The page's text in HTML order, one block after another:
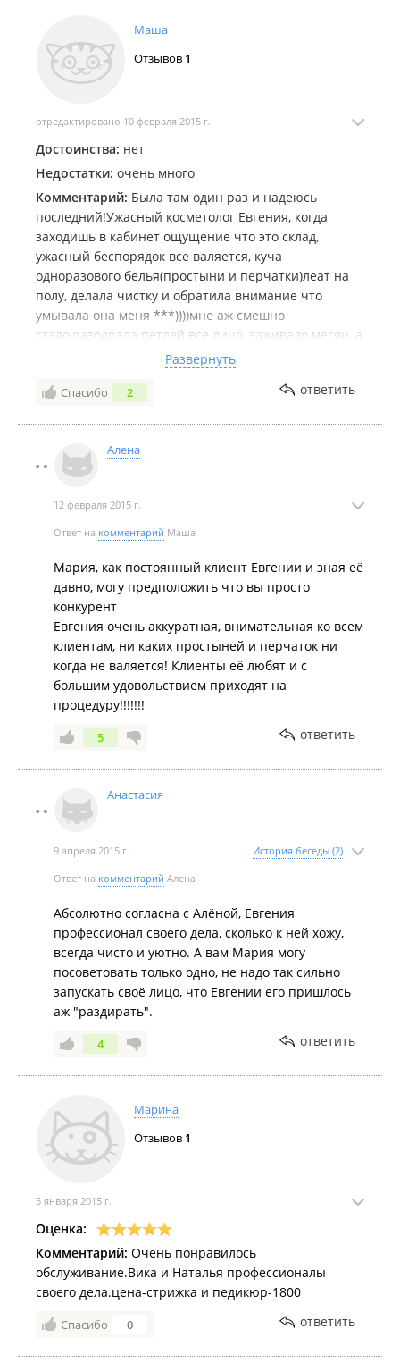
Маша
Отзывов 1
отредактировано 10 февраля 2015 г.
Достоинства: нет
Недостатки: очень много
Комментарий: Была там один раз и надеюсь
последний!Ужасный косметолог Евгения, когда
заходишь в кабинет ощущение что это склад,
ужасный беспорядок все валяется, куча
одноразового белья(простыни и перчатки)леат на
полу, делала чистку и обратила внимание что
умывала она меня ***))))мне аж смешно
стало,разодрала петлей все лицо, заживало месяц, а
после залила пилингом от которого еще стало хуже
все! все делает быстро ,движения резкие ну не
расслабиться никак,кто был у хороших
пятки,я была у многих косметологов по купону но
такое правда в первый раз, не советую никогда!
Развернуть
Спасибо 2 ответить
Алена
12 февраля 2015 г.
Ответ на комментарий Маша
Мария, как постоянный клиент Евгении и зная её
давно, могу предположить что вы просто
конкурент
Евгения очень аккуратная, внимательная ко всем
клиентам, ни каких простыней и перчаток ни
когда не валяется! Клиенты её любят и с
большим удовольствием приходят на
процедуру!!!!!!!
5 ответить
Анастасия
9 апреля 2015 г. История беседы (2)
Ответ на комментарий Алена
Абсолютно согласна с Алёной, Евгения
профессионал своего дела, сколько к ней хожу,
всегда чисто и уютно. А вам Мария могу
посоветовать только одно, не надо так сильно
запускать своё лицо, что Евгении его пришлось
аж "раздирать".
4 ответить
Марина
Отзывов 1
5 января 2015 г.
Оценка:
Комментарий: Очень понравилось
обслуживание.Вика и Наталья профессионалы
своего дела.цена-стрижка и педикюр-1800
Спасибо 0 ответить